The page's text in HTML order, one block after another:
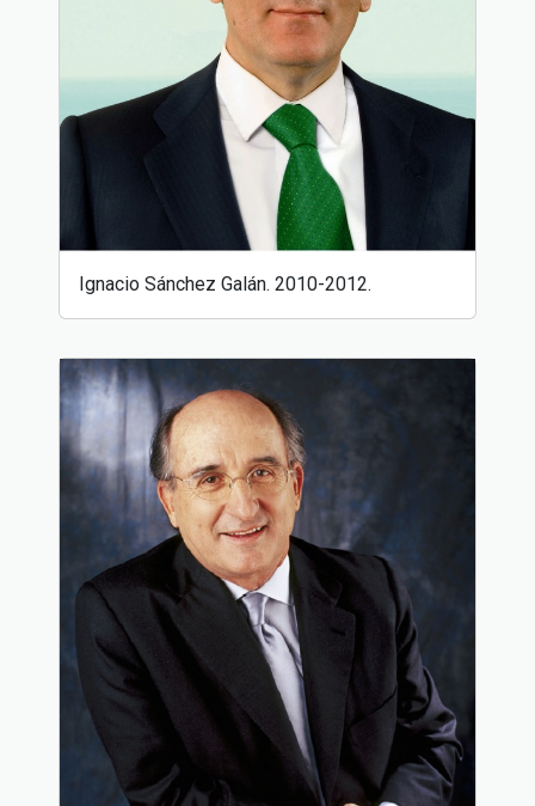
Ignacio Sánchez Galán. 2010-2012.